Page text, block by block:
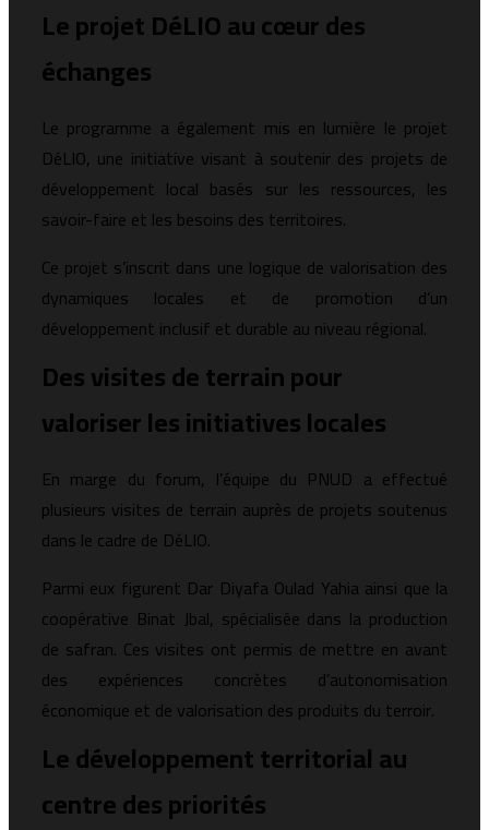
Le projet DéLIO au cœur des
échanges
Le programme a également mis en lumière le projet
DéLIO, une initiative visant à soutenir des projets de
développement local basés sur les ressources, les
savoir-faire et les besoins des territoires.
Ce projet s’inscrit dans une logique de valorisation des
dynamiques locales et de promotion d’un
développement inclusif et durable au niveau régional.
Des visites de terrain pour
valoriser les initiatives locales
En marge du forum, l’équipe du PNUD a effectué
plusieurs visites de terrain auprès de projets soutenus
dans le cadre de DéLIO.
Parmi eux figurent Dar Diyafa Oulad Yahia ainsi que la
coopérative Binat Jbal, spécialisée dans la production
de safran. Ces visites ont permis de mettre en avant
des expériences concrètes d’autonomisation
économique et de valorisation des produits du terroir.
Le développement territorial au
centre des priorités